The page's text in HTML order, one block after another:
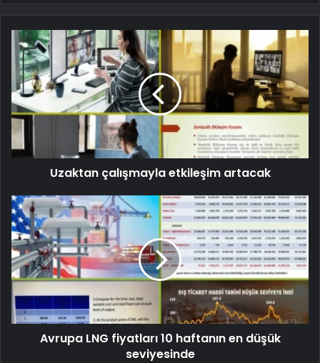
Uzaktan çalışmayla etkileşim artacak
Avrupa LNG fiyatları 10 haftanın en düşük
seviyesinde